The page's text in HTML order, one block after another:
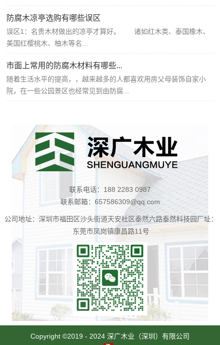
防腐木凉亭选购有哪些误区
误区1：名贵木材做出的凉亭才算好。 诸如红木类、泰国橡木、
美国红樱桃木、柚木等名...
市面上常用的防腐木材料有哪些...
随着生活水平的提高，，越来越多的人都喜欢用房父母装饰自家小
院，在一些公园景区也经常见到由防腐...
联系电话：188 2283 0987
联系邮箱：657586309@qq.com
公司地址：深圳市福田区沙头街道天安社区泰然六路泰然科技园厂址：
东莞市凤岗镇康昌路11号
Copyright ©2019 - 2024 深广木业（深圳）有限公司